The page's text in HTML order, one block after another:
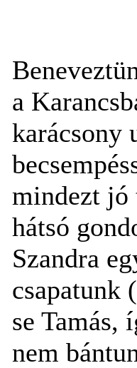
a
karácsony
mindezt jó
hátsó
Szandra
csapatunk
se Tamás,
nem